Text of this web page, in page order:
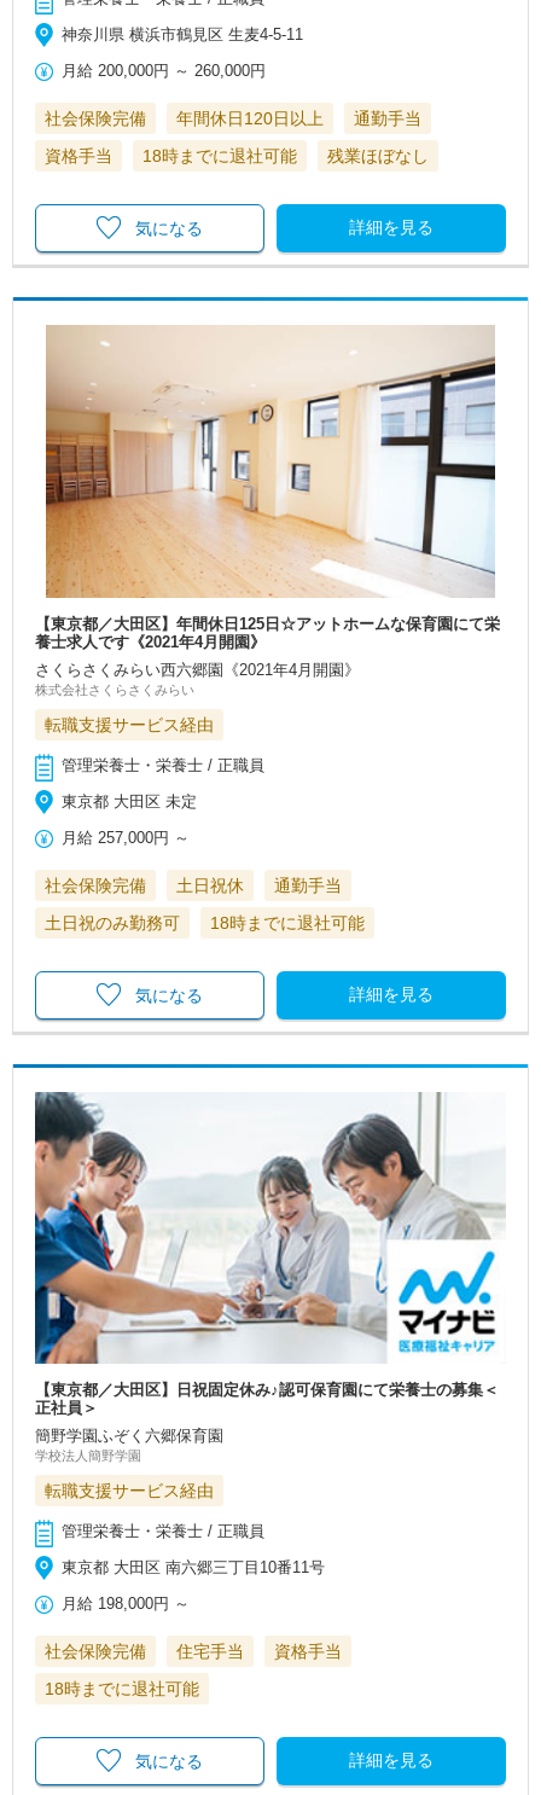
神奈川県 横浜市鶴見区 生麦4-5-11
月給 200,000円 ～260,000円
社会保険完備 年間休日120日以上
通勤手当
資格手当
18時までに退社可能 残業ほぼなし
詳細を見る
気になる
【東京都／大田区】年間休日125日☆アットホームな保育園にて栄
養士求人です《2021年4月開園》
さくらさくみらい西六郷園《2021年4月開園》
株式会社さくらさくみらい
転職支援サービス経由
管理栄養士・栄養士 / 正職員
東京都 大田区 未定
月給 257,000円 ～
社会保険完備 土日祝休
通勤手当
土日祝のみ勤務可
18時までに退社可能
詳細を見る
気になる
【東京都／大田区】日祝固定休み♪認可保育園にて栄養士の募集＜
正社員＞
簡野学園ふぞく六郷保育園
学校法人簡野学園
転職支援サービス経由
管理栄養士・栄養士 / 正職員
東京都 大田区 南六郷三丁目10番11号
月給 198,000円 ～
社会保険完備 住宅手当
資格手当
18時までに退社可能
詳細を見る
気になる